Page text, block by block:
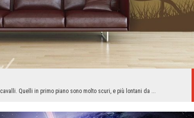
Quelli in primo piano sono molto scuri, e più lontani da ...